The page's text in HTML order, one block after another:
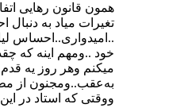
همون قانون رهایی
تغیرات میاد به
..امیدواری..احساس
خود ..ومهم اینه که
میکنم وهر روز یه
به‌عقب..ومجنون از
ووقتی که استاد در